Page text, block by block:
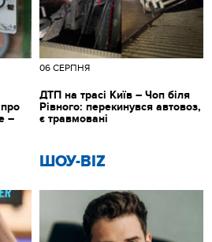
ШОУ-BIZ
–
06 СЕРПНЯ
ДТП на трасі Київ – Чоп біля
Рівного: перекинувся автовоз,
є травмовані